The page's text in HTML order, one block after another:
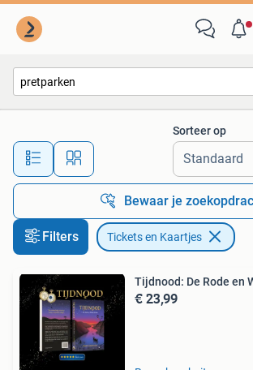
Alle afstanden…
Sorteer op
Bewaar je
Filters Tickets en Kaartjes
Tijdnood: De Rode en
€ 23,99